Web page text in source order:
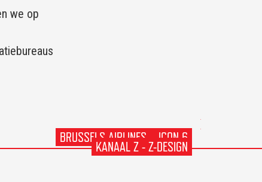
we op
BRUSSELS AIRLINES – ICON 6
KANAAL Z - Z-DESIGN